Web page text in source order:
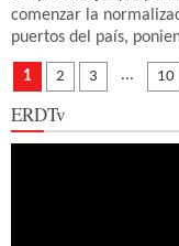
comenzar la
puertos del país,
1 2 3 ... 10
ERDTv